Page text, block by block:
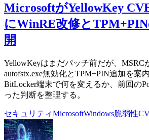
MicrosoftがYellowKey
にWinRE改修と
開
YellowKeyはまだパッチ前だが、MSRC
autofstx.exe無効化とTPM+PIN追加を案
BitLocker端末で何を変えるか、前回の
った判断を整理する。
セキュリティMicrosoftWindows脆弱性